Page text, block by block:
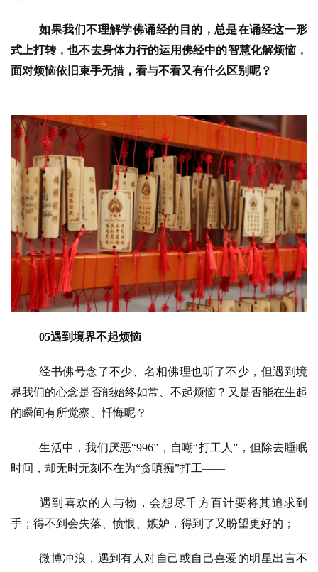
如果我们不理解学佛诵经的目的，总是在诵经这一形
式上打转，也不去身体力行的运用佛经中的智慧化解烦恼，
面对烦恼依旧束手无措，看与不看又有什么区别呢？
05遇到境界不起烦恼
经书佛号念了不少、名相佛理也听了不少，但遇到境
界我们的心念是否能始终如常、不起烦恼？又是否能在生起
的瞬间有所觉察、忏悔呢？
生活中，我们厌恶“996”，自嘲“打工人”，但除去睡眠
时间，却无时无刻不在为“贪嗔痴”打工——
遇到喜欢的人与物，会想尽千方百计要将其追求到
手；得不到会失落、愤恨、嫉妒，得到了又盼望更好的；
微博冲浪，遇到有人对自己或自己喜爱的明星出言不